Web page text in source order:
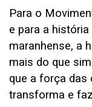
Para o
e para a
maranhense, a
mais do que
que a força das
transforma e